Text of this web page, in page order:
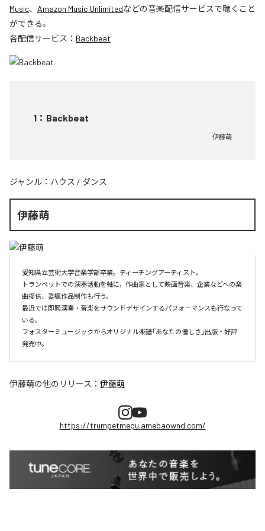
Music、 Amazon Music Unlimitedなどの音楽配信サービスで聴くこと
ができる。
各配信サービス： Backbeat
1 ： Backbeat
伊藤萌
ジャンル： ハウス / ダンス
伊藤萌
愛知県立芸術大学音楽学部卒業。ティーチングアーティスト。
トランペットでの演奏活動を軸に，作曲家として映画音楽、企業などへの楽
曲提供、委嘱作品制作も行う。
最近では即興演奏・音楽をサウンドデザインするパフォーマンスも行なって
いる。
フォスターミュージックからオリジナル楽譜「あなたの優しさ」出版・好評
伊藤萌の他のリリース： 伊藤萌
https://trumpetmegu.amebaownd.com/